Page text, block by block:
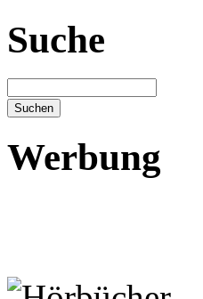
Suche
Werbung